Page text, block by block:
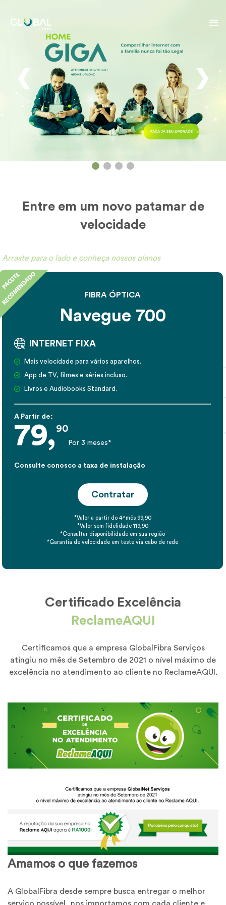
❮ ❯
Entre em um novo patamar de
velocidade
Arraste para o lado e conheça nossos planos
FIBRA ÓPTICA
Navegue 700
INTERNET FIXA
Mais velocidade para vários aparelhos.
App de TV, filmes e séries incluso.
Livros e Audiobooks Standard.
A Partir de:
79, 90
Por 3 meses*
Consulte conosco a taxa de instalação
Contratar
*Valor a partir do 4ºmês 99,90
*Valor sem fidelidade 119,90
*Consultar disponibilidade em sua região
*Garantia de velocidade em teste via cabo de rede
Certificado Excelência
ReclameAQUI
Certificamos que a empresa GlobalFibra Serviços
atingiu no mês de Setembro de 2021 o nível máximo de
excelência no atendimento ao cliente no ReclameAQUI.
Amamos o que fazemos
A GlobalFibra desde sempre busca entregar o melhor